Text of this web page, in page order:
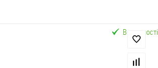
В наявності